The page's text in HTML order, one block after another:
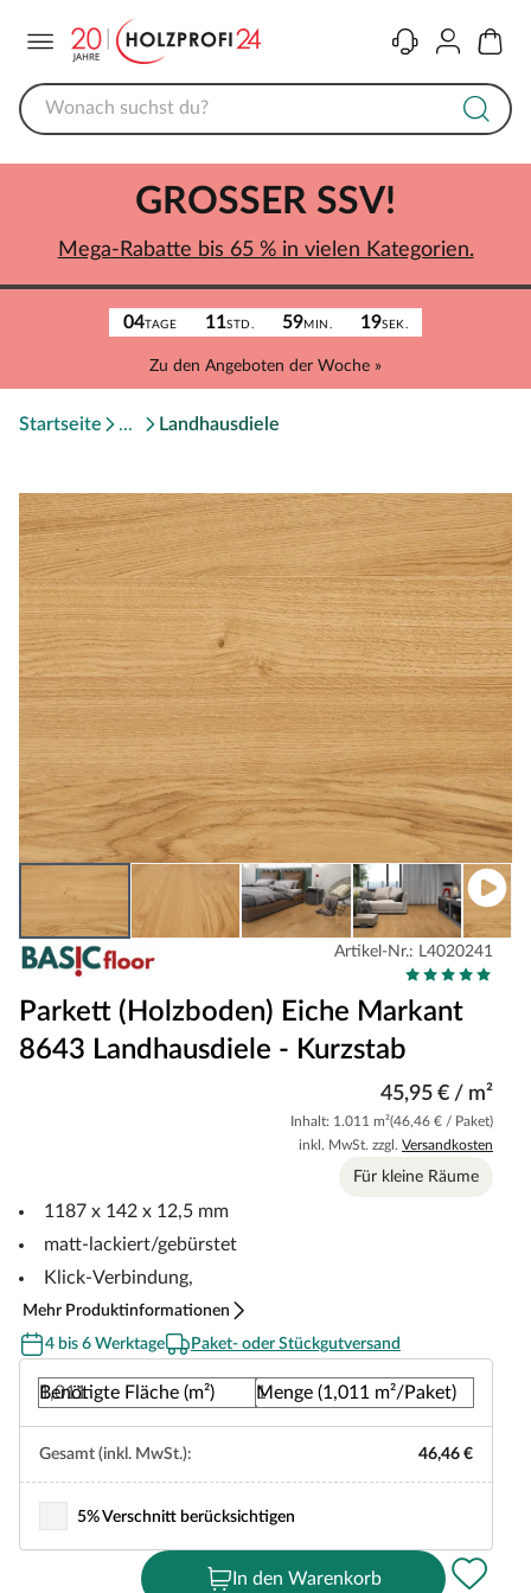
KontaktKonto
04TAGE 11STD. 59MIN. 19SEK.
Zu den Angeboten der Woche »
GROSSER SSV!
Mega-Rabatte bis 65 % in vielen Kategorien.
Startseite Landhausdiele
Artikel-Nr.: L4020241
Parkett (Holzboden) Eiche Markant
8643 Landhausdiele - Kurzstab
45,95 € / m²
Inhalt: 1.011 m²(46,46 € / Paket)
inkl. MwSt. zzgl. Versandkosten
Für kleine Räume
1187 x 142 x 12,5 mm
matt-lackiert/gebürstet
Klick-Verbindung,
Mehr Produktinformationen
4 bis 6 Werktage
Paket- oder Stückgutversand
Benötigte Fläche (m²) Menge (1,011 m²/Paket)
Gesamt (inkl. MwSt.): 46,46 €
5% Verschnitt berücksichtigen
In den Warenkorb